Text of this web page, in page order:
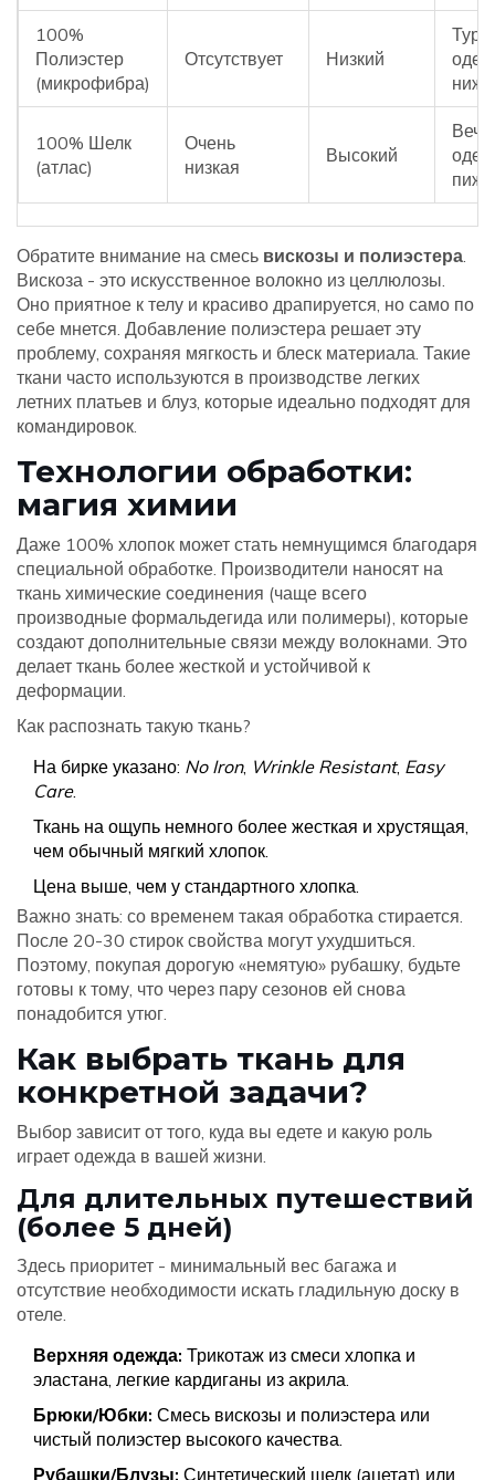
100%
Полиэстер
(микрофибра)
Отсутствует Низкий
100% Шелк
(атлас)
Очень
низкая
Высокий
Обратите внимание на смесь вискозы и полиэстера.
Вискоза - это искусственное волокно из целлюлозы.
Оно приятное к телу и красиво драпируется, но само по
себе мнется. Добавление полиэстера решает эту
проблему, сохраняя мягкость и блеск материала. Такие
ткани часто используются в производстве легких
летних платьев и блуз, которые идеально подходят для
командировок.
Технологии обработки:
магия химии
Даже 100% хлопок может стать немнущимся благодаря
специальной обработке. Производители наносят на
ткань химические соединения (чаще всего
производные формальдегида или полимеры), которые
создают дополнительные связи между волокнами. Это
делает ткань более жесткой и устойчивой к
деформации.
Как распознать такую ткань?
На бирке указано: No Iron, Wrinkle Resistant, Easy
Care.
Ткань на ощупь немного более жесткая и хрустящая,
чем обычный мягкий хлопок.
Цена выше, чем у стандартного хлопка.
Важно знать: со временем такая обработка стирается.
После 20-30 стирок свойства могут ухудшиться.
Поэтому, покупая дорогую «немятую» рубашку, будьте
готовы к тому, что через пару сезонов ей снова
понадобится утюг.
Как выбрать ткань для
конкретной задачи?
Выбор зависит от того, куда вы едете и какую роль
играет одежда в вашей жизни.
Для длительных путешествий
(более 5 дней)
Здесь приоритет - минимальный вес багажа и
отсутствие необходимости искать гладильную доску в
отеле.
Верхняя одежда: Трикотаж из смеси хлопка и
эластана, легкие кардиганы из акрила.
Брюки/Юбки: Смесь вискозы и полиэстера или
чистый полиэстер высокого качества.
Рубашки/Блузы: Синтетический шелк (ацетат) или